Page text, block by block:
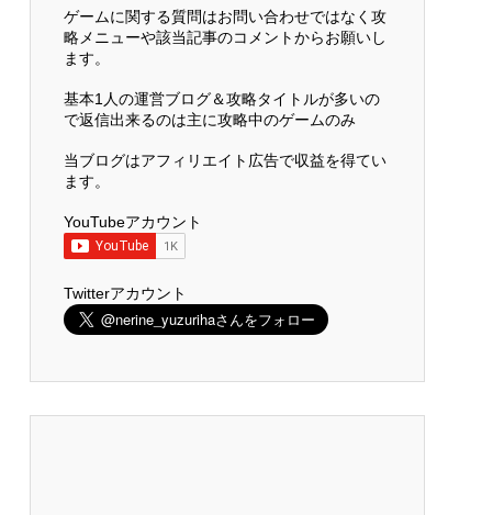
ゲームに関する質問はお問い合わせではなく攻
略メニューや該当記事のコメントからお願いし
ます。
基本1人の運営ブログ＆攻略タイトルが多いの
で返信出来るのは主に攻略中のゲームのみ
当ブログはアフィリエイト広告で収益を得てい
ます。
YouTubeアカウント
Twitterアカウント